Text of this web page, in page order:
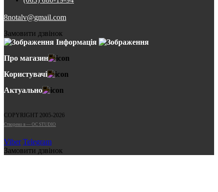
8notalv@gmail.com
Замовити дзвінок
Інформація
Про магазин
Користувачі
Актуально
COPYRIGHT 2005-2026
Cтворено в — OC STUDIO
Viber Telegram
Замовити дзвінок